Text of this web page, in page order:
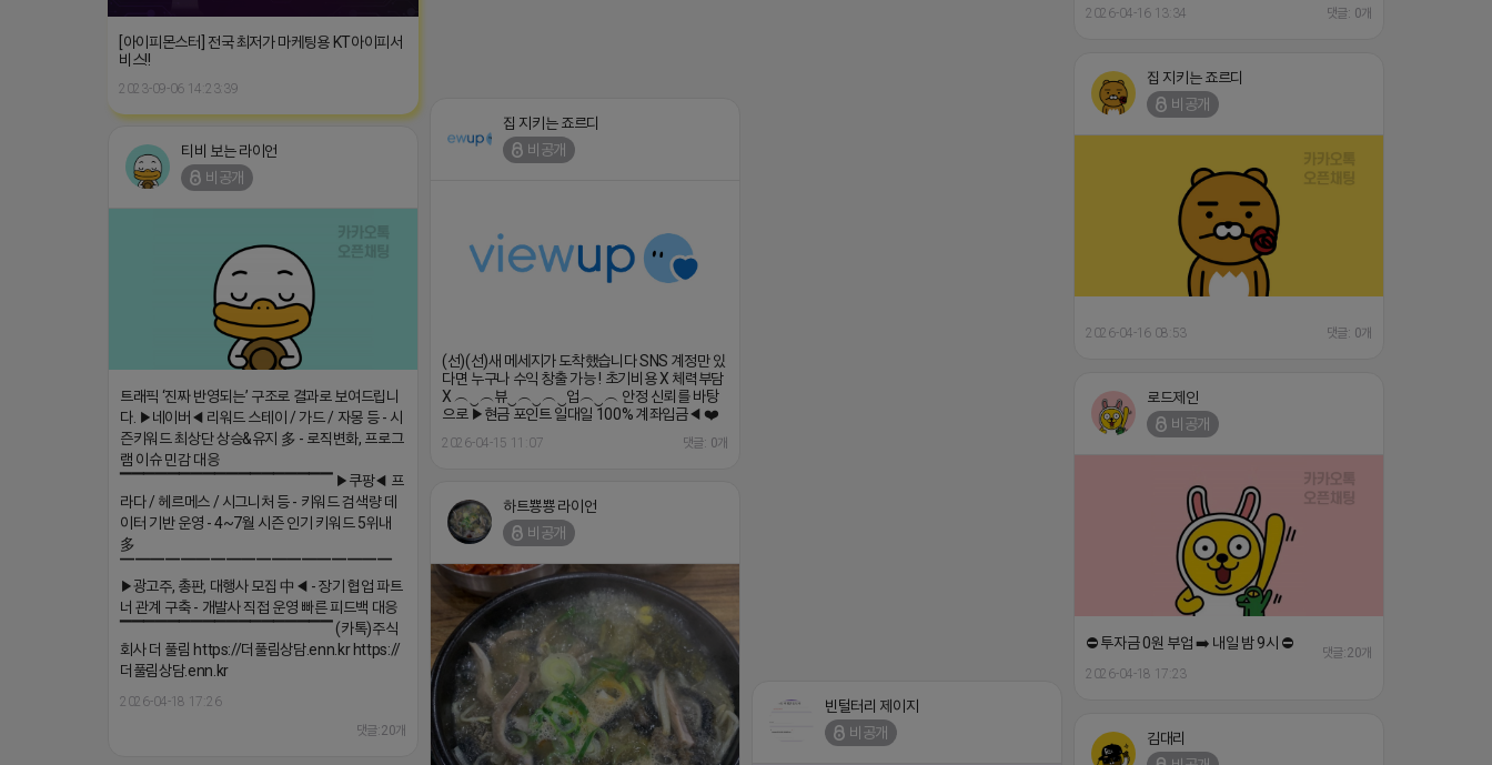
2026-04-16 13:34 댓글: 0개
[아이피몬스터] 전국 최저가 마케팅용 KT아이피서
비스!!
2023-09-06 14:23:39
집 지키는 죠르디
비공개
2026-04-16 08:53 댓글: 0개
집 지키는 죠르디
비공개
(선)(선)새 메세지가 도착했습니다 SNS 계정만 있
다면 누구나 수익 창출 가능 ! 초기비용 X 체력부담
X ︵‿︵뷰‿︵‿︵‿업︵‿︵ 안정 신뢰를 바탕
으로 ▶현금 포인트 일대일 100% 계좌입금◀ ❤️‍
2026-04-15 11:07 댓글: 0개
티비 보는 라이언
비공개
트래픽 ‘진짜 반영되는’ 구조로 결과로 보여드립니
다. ▶네이버◀ 리워드 스테이 / 가드 / 자몽 등 - 시
즌키워드 최상단 상승&유지 多 - 로직변화, 프로그
램 이슈 민감 대응
▔▔▔▔▔▔▔▔▔▔▔▔▔▔▔▔▔▔ ▶쿠팡◀ 프
라다 / 헤르메스 / 시그니처 등 - 키워드 검색량 데
이터 기반 운영 - 4~7월 시즌 인기 키워드 5위내
多
▔▔▔▔▔▔▔▔▔▔▔▔▔▔▔▔▔▔
▶광고주, 총판, 대행사 모집 中◀ - 장기 협업 파트
너 관계 구축 - 개발사 직접 운영 빠른 피드백 대응
▔▔▔▔▔▔▔▔▔▔▔▔▔▔▔▔▔▔ (카톡)주식
회사 더 풀림 https://더풀림상담.enn.kr https://
더풀림상담.enn.kr
2026-04-18 17:26
댓글:20개
로드제인
비공개
⛔️ 투자금 0원 부업 ➡️ 내일 밤 9시 ⛔️
2026-04-18 17:23
댓글:20개
하트뿅뿅 라이언
비공개
빈털터리 제이지
비공개
김대리